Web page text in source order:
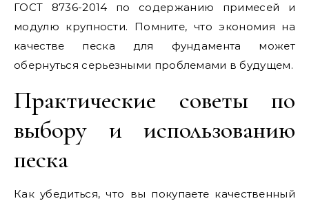
ГОСТ 8736-2014 по содержанию примесей и
модулю крупности. Помните, что экономия на
качестве песка для фундамента может
обернуться серьезными проблемами в будущем.
Практические советы по
выбору и использованию
песка
Как убедиться, что вы покупаете качественный